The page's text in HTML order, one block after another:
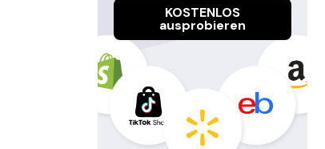
KOSTENLOS
ausprobieren